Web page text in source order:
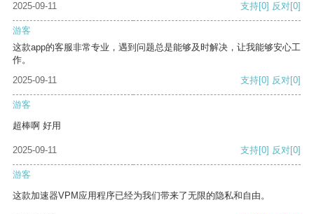
2025-09-11
支持[0] 反对[0]
游客
这款app的客服非常专业，遇到问题总是能够及时解决，让我能够安心工
作。
2025-09-11
支持[0] 反对[0]
游客
超棒啊 好用
2025-09-11 支持[0] 反对[0]
游客
这款加速器VPM应用程序已经为我们带来了无限的隐私和自由。